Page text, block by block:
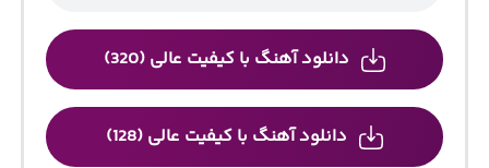
دانلود آهنگ با کیفیت عالی (320)
دانلود آهنگ با کیفیت عالی (128)